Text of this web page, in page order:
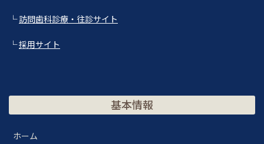
└訪問歯科診療・往診サイト
└採用サイト
基本情報
ホーム